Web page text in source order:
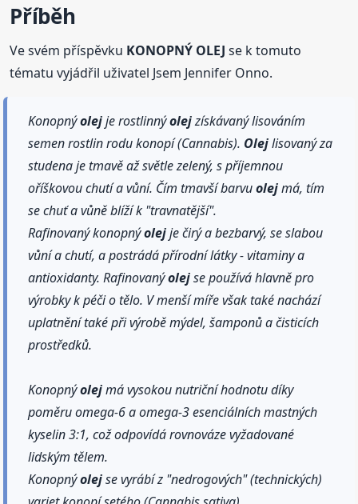
Příběh
Ve svém příspěvku KONOPNÝ OLEJ se k tomuto
tématu vyjádřil uživatel Jsem Jennifer Onno.
Konopnýolejje rostlinnýolejzískávaný lisováním
semen rostlin rodu konopí (Cannabis). Olejlisovaný za
studena je tmavě až světle zelený, s příjemnou
oříškovou chutí a vůní. Čím tmavší barvuolejmá, tím
se chuť a vůně blíží k "travnatější".
Rafinovaný konopnýolejje čirý a bezbarvý, se slabou
vůní a chutí, a postrádá přírodní látky - vitaminy a
antioxidanty. Rafinovanýolejse používá hlavně pro
výrobky k péči o tělo. V menší míře však také nachází
uplatnění také při výrobě mýdel, šamponů a čisticích
prostředků.
Konopnýolejmá vysokou nutriční hodnotu díky
poměru omega-6 a omega-3 esenciálních mastných
kyselin 3:1, což odpovídá rovnováze vyžadované
lidským tělem.
Konopnýolejse vyrábí z "nedrogových" (technických)